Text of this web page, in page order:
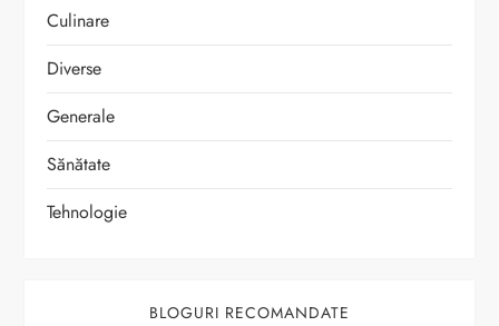
Culinare
Diverse
Generale
Sănătate
Tehnologie
BLOGURI RECOMANDATE